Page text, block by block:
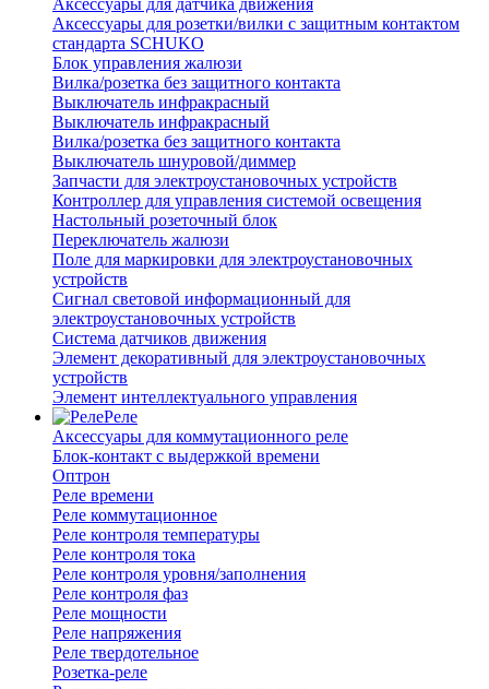
Аксессуары для розетки/вилки с защитным контактом
стандарта SCHUKO
Блок управления жалюзи
Вилка/розетка без защитного контакта
Выключатель инфракрасный
Выключатель инфракрасный
Вилка/розетка без защитного контакта
Выключатель шнуровой/диммер
Запчасти для электроустановочных устройств
Контроллер для управления системой освещения
Настольный розеточный блок
Переключатель жалюзи
Поле для маркировки для электроустановочных
устройств
Сигнал световой информационный для
электроустановочных устройств
Система датчиков движения
Элемент декоративный для электроустановочных
устройств
Элемент интеллектуального управления
Реле
Аксессуары для коммутационного реле
Блок-контакт с выдержкой времени
Оптрон
Реле времени
Реле коммутационное
Реле контроля температуры
Реле контроля тока
Реле контроля уровня/заполнения
Реле контроля фаз
Реле мощности
Реле напряжения
Реле твердотельное
Розетка-реле